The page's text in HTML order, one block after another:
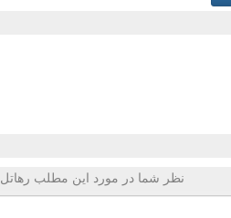
نظر شما در مورد این مطلب رهاتل